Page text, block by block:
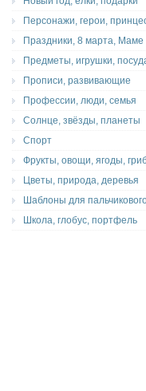
Персонажи, герои,
Праздники, 8 марта, Маме
Предметы, игрушки,
Прописи, развивающие
Профессии, люди, семья
Солнце, звёзды, планеты
Спорт
Фрукты, овощи, ягоды,
Цветы, природа, деревья
Шаблоны для
Школа, глобус, портфель